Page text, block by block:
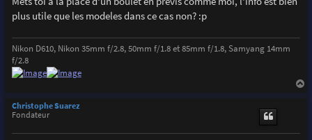
e
plus utile que les modeles dans ce cas non? :p
Nikon D610, Nikon 35mm f/2.8, 50mm f/1.8 et 85mm f/1.8, Samyang 14mm
f/2.8
Christophe Suarez
Fondateur